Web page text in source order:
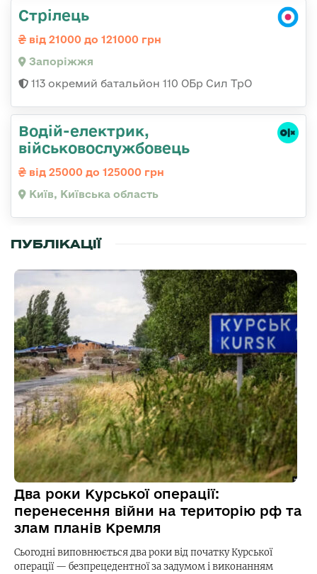
Стрілець
від 21000 до 121000 грн
Запоріжжя
113 окремий батальйон 110 ОБр Сил ТрО
Водій-електрик,
військовослужбовець
від 25000 до 125000 грн
Київ, Київська область
ПУБЛІКАЦІЇ
Два роки Курської операції:
перенесення війни на територію рф та
злам планів Кремля
Сьогодні виповнюється два роки від початку Курської
операції — безпрецедентної за задумом і виконанням